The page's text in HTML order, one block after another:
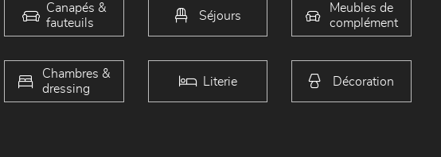
Canapés &
fauteuils
Séjours
Meubles de
complément
Chambres &
dressing
Literie Décoration